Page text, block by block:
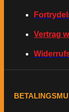
Vertrag